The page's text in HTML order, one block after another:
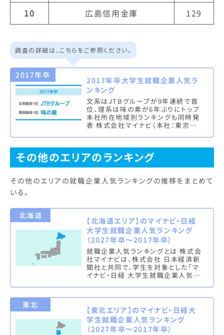
10
広島信用金庫 129
調査の詳細は、こちらをご参照ください。
2017年卒
2017年卒大学生就職企業人気ラ
ンキング
文系はJTBグループが9年連続で首
位、理系は味の素が6年ぶりにトップ
本社所在地域別ランキングも同時発
表 株式会社マイナビ（本社：東京都
その他のエリアのランキング
その他のエリアの就職企業人気ランキングの推移をまとめて
いる。
北海道
【北海道エリア】のマイナビ・日経
大学生就職企業人気ランキング
（2027年卒～2017年卒）
就職企業人気ランキングとは 株式会
社マイナビは、株式会社 日本経済新
聞社と共同で、学生を対象とした「マ
イナビ・日経 大学生就職企業人気ラ
東北
【東北エリア】のマイナビ・日経大
学生就職企業人気ランキング
（2027年卒～2017年卒）